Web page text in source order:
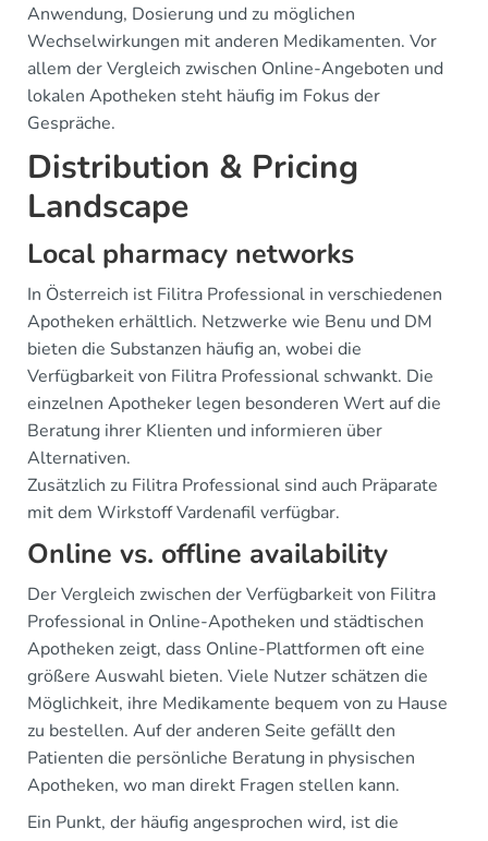
Anwendung, Dosierung und zu möglichen
Wechselwirkungen mit anderen Medikamenten. Vor
allem der Vergleich zwischen Online-Angeboten und
lokalen Apotheken steht häufig im Fokus der
Gespräche.
Distribution & Pricing
Landscape
Local pharmacy networks
In Österreich ist Filitra Professional in verschiedenen
Apotheken erhältlich. Netzwerke wie Benu und DM
bieten die Substanzen häufig an, wobei die
Verfügbarkeit von Filitra Professional schwankt. Die
einzelnen Apotheker legen besonderen Wert auf die
Beratung ihrer Klienten und informieren über
Alternativen.
Zusätzlich zu Filitra Professional sind auch Präparate
mit dem Wirkstoff Vardenafil verfügbar.
Online vs. offline availability
Der Vergleich zwischen der Verfügbarkeit von Filitra
Professional in Online-Apotheken und städtischen
Apotheken zeigt, dass Online-Plattformen oft eine
größere Auswahl bieten. Viele Nutzer schätzen die
Möglichkeit, ihre Medikamente bequem von zu Hause
zu bestellen. Auf der anderen Seite gefällt den
Patienten die persönliche Beratung in physischen
Apotheken, wo man direkt Fragen stellen kann.
Ein Punkt, der häufig angesprochen wird, ist die